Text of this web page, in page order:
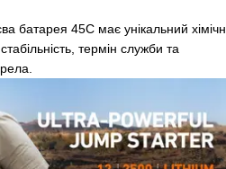
батарея 45C має унікальний
термін служби та